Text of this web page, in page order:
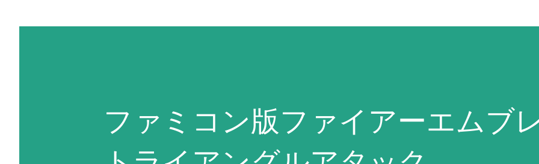
ない場合は反撃不能扱いとなる。原則として武器選択の際に相手の残りHP
は考慮しないため、反撃相手のHPが仮に残り1であろうとも最強の武器で反
撃する。前述の通り、敵軍やNPCは原則としてこの命令が設定されている
ファミコン版ファイアーエム